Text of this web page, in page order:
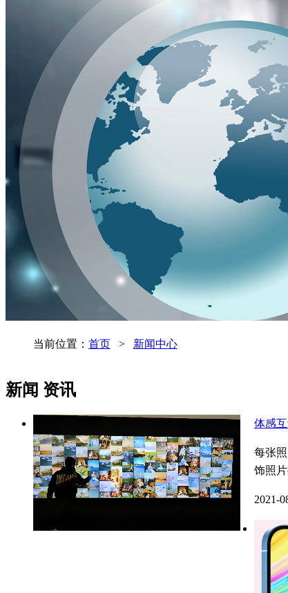
当前位置： 首页 > 新闻中心
新闻 资讯
体感
每张
饰照
2021-